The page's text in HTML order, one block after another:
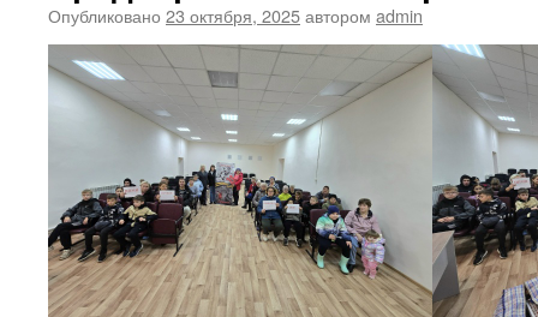
Опубликовано 23 октября, 2025автором admin